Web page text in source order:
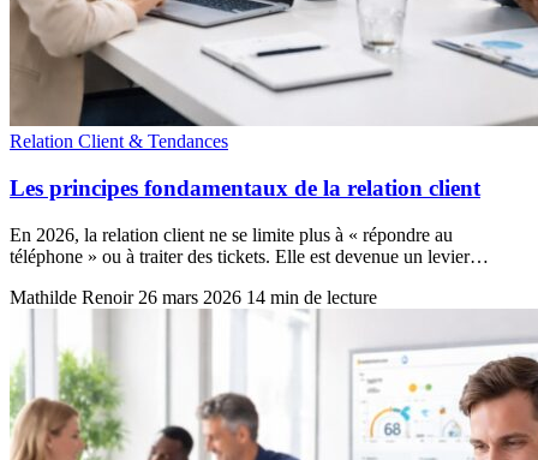
Relation Client & Tendances
Les principes fondamentaux de la relation client
En 2026, la relation client ne se limite plus à « répondre au
téléphone » ou à traiter des tickets. Elle est devenue un levier…
Mathilde Renoir 26 mars 2026 14 min de lecture